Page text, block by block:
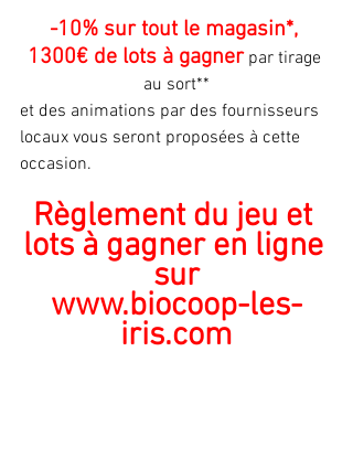
-10% sur tout le magasin*,
1300€ de lots à gagner par tirage
au sort**
et des animations par des fournisseurs
locaux vous seront proposées à cette
occasion.
Règlement du jeu et
lots à gagner en ligne
sur
www.biocoop-les-
iris.com